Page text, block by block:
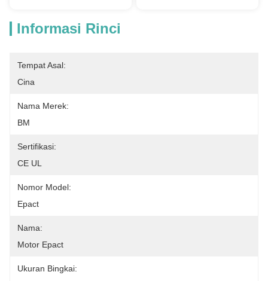
Informasi Rinci
Tempat Asal:
Cina
Nama Merek:
BM
Sertifikasi:
CE UL
Nomor Model:
Epact
Nama:
Motor Epact
Ukuran Bingkai: